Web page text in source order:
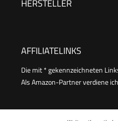
HERSTELLER
AFFILIATELINKS
Die mit * gekennzeichneten
Als Amazon-Partner verdiene